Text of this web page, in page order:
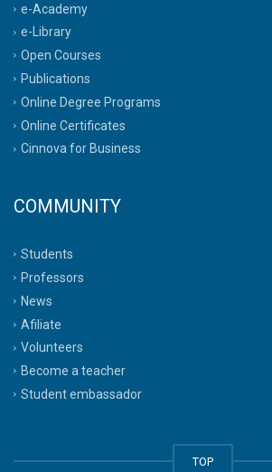
e-Academy
e-Library
Open Courses
Publications
Online Degree Programs
Online Certificates
Cinnova for Business
COMMUNITY
Students
Professors
News
Afiliate
Volunteers
Become a teacher
Student embassador
TOP